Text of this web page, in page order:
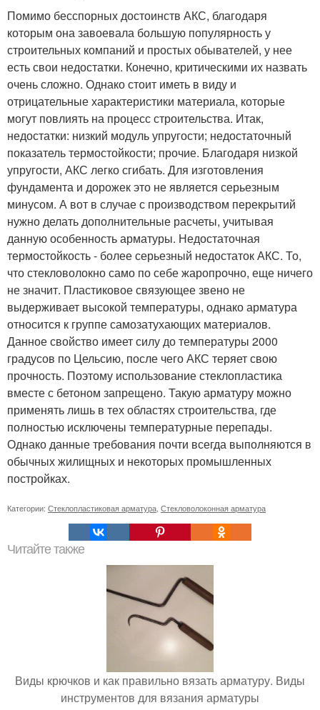
Помимо бесспорных достоинств АКС, благодаря
которым она завоевала большую популярность у
строительных компаний и простых обывателей, у нее
есть свои недостатки. Конечно, критическими их назвать
очень сложно. Однако стоит иметь в виду и
отрицательные характеристики материала, которые
могут повлиять на процесс строительства. Итак,
недостатки: низкий модуль упругости; недостаточный
показатель термостойкости; прочие. Благодаря низкой
упругости, АКС легко сгибать. Для изготовления
фундамента и дорожек это не является серьезным
минусом. А вот в случае с производством перекрытий
нужно делать дополнительные расчеты, учитывая
данную особенность арматуры. Недостаточная
термостойкость - более серьезный недостаток АКС. То,
что стекловолокно само по себе жаропрочно, еще ничего
не значит. Пластиковое связующее звено не
выдерживает высокой температуры, однако арматура
относится к группе самозатухающих материалов.
Данное свойство имеет силу до температуры 2000
градусов по Цельсию, после чего АКС теряет свою
прочность. Поэтому использование стеклопластика
вместе с бетоном запрещено. Такую арматуру можно
применять лишь в тех областях строительства, где
полностью исключены температурные перепады.
Однако данные требования почти всегда выполняются в
обычных жилищных и некоторых промышленных
постройках.
Категории: Стеклопластиковая арматура Стекловолоконная арматура
Читайте также
Виды крючков и как правильно вязать арматуру. Виды
инструментов для вязания арматуры